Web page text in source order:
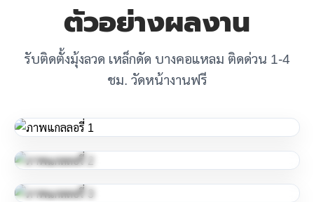
ตัวอย่างผลงาน
รับติดตั้งมุ้งลวด เหล็กดัด บางคอแหลม ติดด่วน 1-4
ชม. วัดหน้างานฟรี